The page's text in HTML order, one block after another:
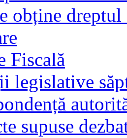
obține
Fiscală
legislative
supuse